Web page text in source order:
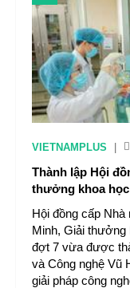
VIETNAMPLUS
Thành lập Hội
thưởng khoa
Hội đồng cấp
Minh, Giải
đợt 7 vừa được
và Công nghệ Vũ
giải pháp công